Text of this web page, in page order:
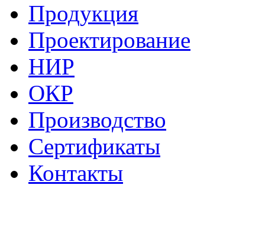
Продукция
Проектирование
НИР
ОКР
Производство
Сертификаты
Контакты